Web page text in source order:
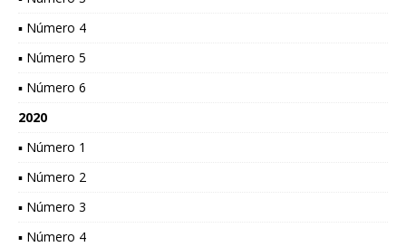
▪ Número 4
▪ Número 5
▪ Número 6
2020
▪ Número 1
▪ Número 2
▪ Número 3
▪ Número 4